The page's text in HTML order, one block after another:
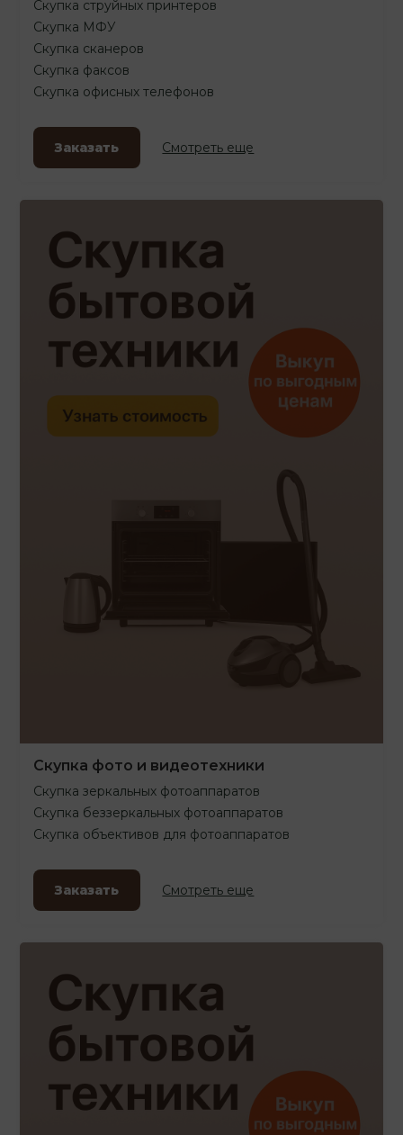
Скупка струйных принтеров
Скупка МФУ
Скупка сканеров
Скупка факсов
Скупка офисных телефонов
Заказать Смотреть еще
Скупка фото и видеотехники
Скупка зеркальных фотоаппаратов
Скупка беззеркальных фотоаппаратов
Скупка объективов для фотоаппаратов
Заказать Смотреть еще